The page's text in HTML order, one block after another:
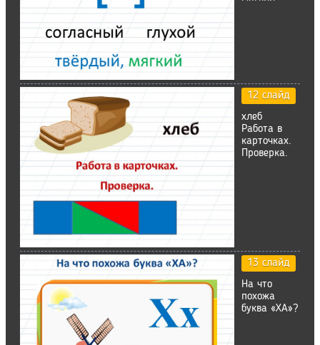
12 слайд
хлеб
Работа в
карточках.
Проверка.
13 слайд
На что
похожа
буква «ХА»?